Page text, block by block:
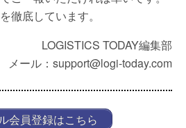
徹底しています。
LOGISTICS TODAY編集部
メール：support@logi-today.com
会員登録はこちら